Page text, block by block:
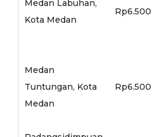
Medan Labuhan,
Kota Medan
Rp6.500
Medan
Tuntungan, Kota
Medan
Rp6.500